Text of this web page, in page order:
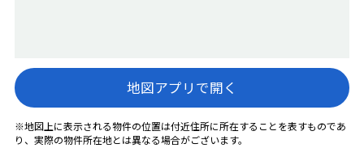
地図アプリで開く
※地図上に表示される物件の位置は付近住所に所在することを表すものであ
り、実際の物件所在地とは異なる場合がございます。